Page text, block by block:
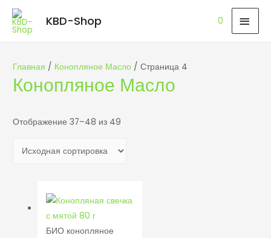
KBD-Shop 0
Главная / Конопляное Масло / Страница 4
Конопляное Масло
Отображение 37–48 из 49
БИО конопляное